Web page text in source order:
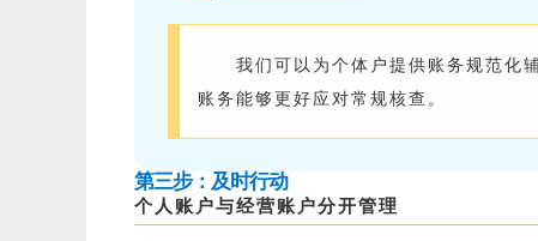
我们可以为个体户提供账务规范化
账务能够更好应对常规核查。
第三步：及时行动
个人账户与经营账户分开管理